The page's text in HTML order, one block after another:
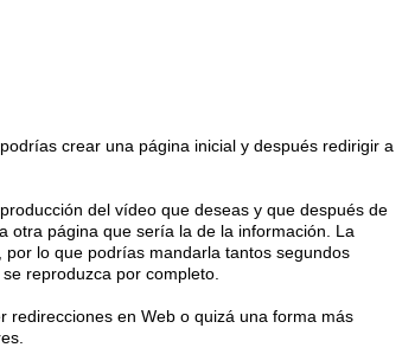
crear una página inicial y después redirigir a
del vídeo que deseas y que después de
otra página que sería la de la información. La
lo que podrías mandarla tantos segundos
reproduzca por completo.
redirecciones en Web o quizá una forma más